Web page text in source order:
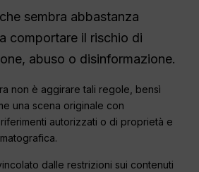
sembra abbastanza
comportare il rischio di
abuso o disinformazione.
non è aggirare tali regole, bensì
una scena originale con
autorizzati o di proprietà e
dalle restrizioni sui contenuti